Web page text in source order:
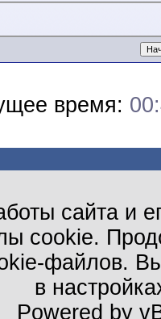
время:
сайта и
cookie.
файлов.
в
Powered by